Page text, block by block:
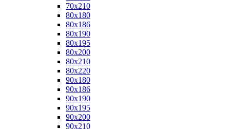
70x210
80x180
80x186
80x190
80x195
80x200
80x210
80x220
90x180
90x186
90x190
90x195
90x200
90x210